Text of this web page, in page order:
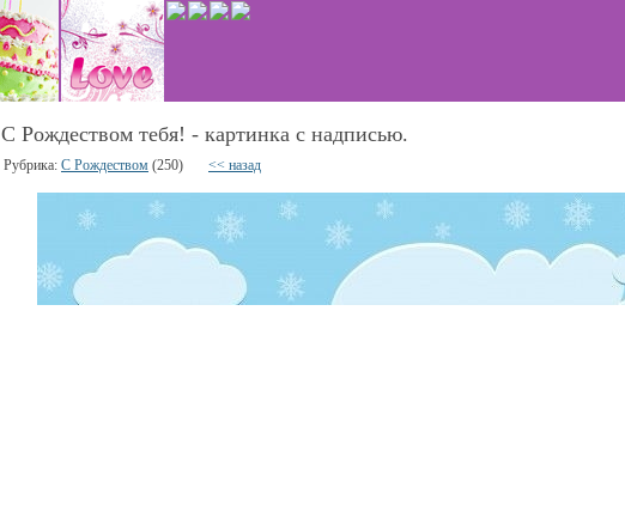
С Рождеством тебя! - картинка с надписью.
Рубрика: С Рождеством (250) << назад